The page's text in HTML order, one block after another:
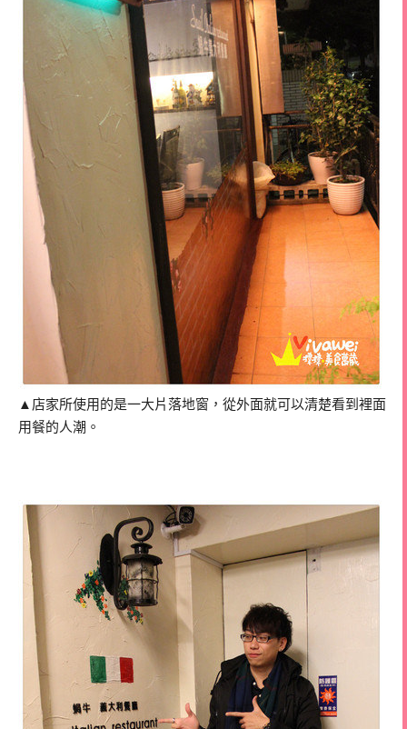
▲店家所使用的是一大片落地窗，從外面就可以清楚看到裡面
用餐的人潮。